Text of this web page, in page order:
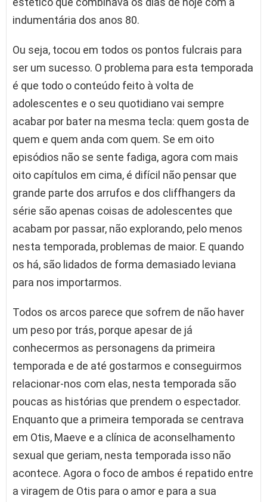
indumentária dos anos 80.
Ou seja, tocou em todos os pontos fulcrais para
ser um sucesso. O problema para esta temporada
é que todo o conteúdo feito à volta de
adolescentes e o seu quotidiano vai sempre
acabar por bater na mesma tecla: quem gosta de
quem e quem anda com quem. Se em oito
episódios não se sente fadiga, agora com mais
oito capítulos em cima, é difícil não pensar que
grande parte dos arrufos e dos cliffhangers da
série são apenas coisas de adolescentes que
acabam por passar, não explorando, pelo menos
nesta temporada, problemas de maior. E quando
os há, são lidados de forma demasiado leviana
para nos importarmos.
Todos os arcos parece que sofrem de não haver
um peso por trás, porque apesar de já
conhecermos as personagens da primeira
temporada e de até gostarmos e conseguirmos
relacionar-nos com elas, nesta temporada são
poucas as histórias que prendem o espectador.
Enquanto que a primeira temporada se centrava
em Otis, Maeve e a clínica de aconselhamento
sexual que geriam, nesta temporada isso não
acontece. Agora o foco de ambos é repatido entre
a viragem de Otis para o amor e para a sua